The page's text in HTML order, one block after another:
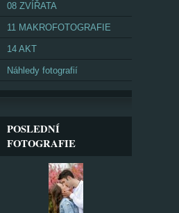
08 ZVÍŘATA
11 MAKROFOTOGRAFIE
14 AKT
Náhledy fotografií
POSLEDNÍ
FOTOGRAFIE